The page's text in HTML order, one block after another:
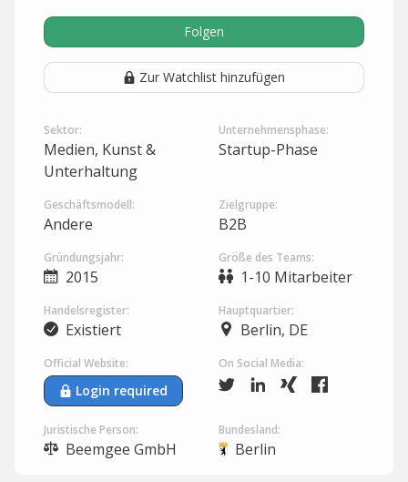
Folgen
Zur Watchlist hinzufügen
Sektor:
Medien, Kunst &
Unterhaltung
Unternehmensphase:
Startup-Phase
Geschäftsmodell:
Andere
Zielgruppe:
B2B
Gründungsjahr:
2015
Größe des Teams:
1-10 Mitarbeiter
Handelsregister:
Existiert
Hauptquartier:
Berlin, DE
Official Website:
Login required
On Social Media:
Juristische Person:
Beemgee GmbH
Bundesland:
Berlin